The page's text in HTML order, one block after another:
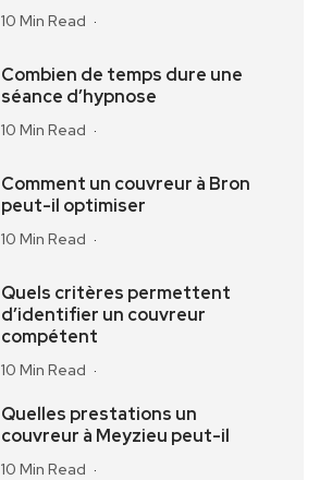
10 Min Read
Combien de temps dure une
séance d’hypnose
10 Min Read
Comment un couvreur à Bron
peut-il optimiser
10 Min Read
Quels critères permettent
d’identifier un couvreur
compétent
10 Min Read
Quelles prestations un
couvreur à Meyzieu peut-il
10 Min Read